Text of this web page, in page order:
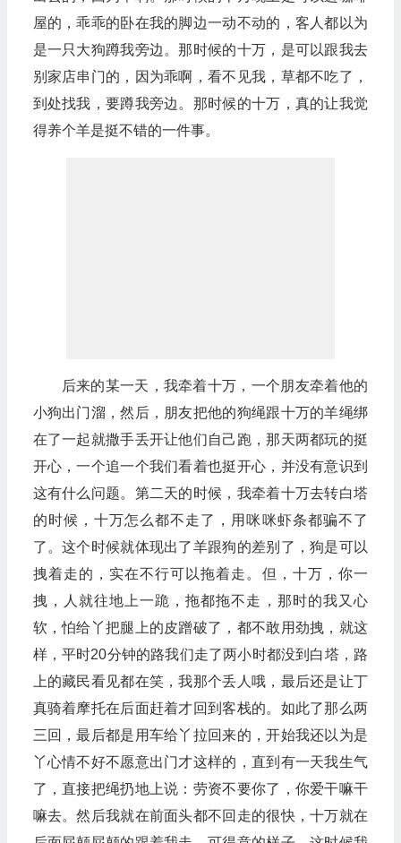
屋的，乖乖的卧在我的脚边一动不动的，客人都以为
是一只大狗蹲我旁边。那时候的十万，是可以跟我去
别家店串门的，因为乖啊，看不见我，草都不吃了，
到处找我，要蹲我旁边。那时候的十万，真的让我觉
得养个羊是挺不错的一件事。
后来的某一天，我牵着十万，一个朋友牵着他的
小狗出门溜，然后，朋友把他的狗绳跟十万的羊绳绑
在了一起就撒手丢开让他们自己跑，那天两都玩的挺
开心，一个追一个我们看着也挺开心，并没有意识到
这有什么问题。第二天的时候，我牵着十万去转白塔
的时候，十万怎么都不走了，用咪咪虾条都骗不了
了。这个时候就体现出了羊跟狗的差别了，狗是可以
拽着走的，实在不行可以拖着走。但，十万，你一
拽，人就往地上一跪，拖都拖不走，那时的我又心
软，怕给丫把腿上的皮蹭破了，都不敢用劲拽，就这
样，平时20分钟的路我们走了两小时都没到白塔，路
上的藏民看见都在笑，我那个丢人哦，最后还是让丁
真骑着摩托在后面赶着才回到客栈的。如此了那么两
三回，最后都是用车给丫拉回来的，开始我还以为是
丫心情不好不愿意出门才这样的，直到有一天我生气
了，直接把绳扔地上说：劳资不要你了，你爱干嘛干
嘛去。然后我就在前面头都不回走的很快，十万就在